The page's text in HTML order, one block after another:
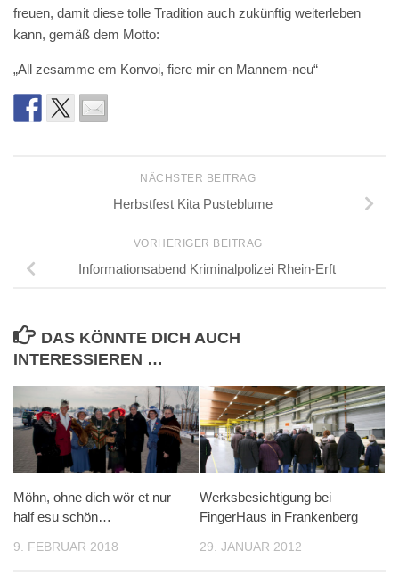
freuen, damit diese tolle Tradition auch zukünftig weiterleben
kann, gemäß dem Motto:
„All zesamme em Konvoi, fiere mir en Mannem-neu“
NÄCHSTER BEITRAG
Herbstfest Kita Pusteblume
VORHERIGER BEITRAG
Informationsabend Kriminalpolizei Rhein-Erft
DAS KÖNNTE DICH AUCH
INTERESSIEREN …
Möhn, ohne dich wör et nur
half esu schön…
9. FEBRUAR 2018
Werksbesichtigung bei
FingerHaus in Frankenberg
29. JANUAR 2012